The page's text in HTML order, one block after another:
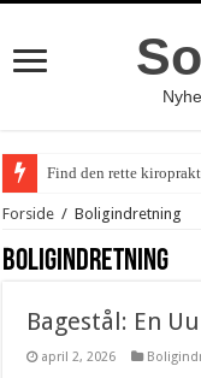
Find den rette
Forside / Boligindretning
Boligindretning
Bagestål: En
april 2, 2026